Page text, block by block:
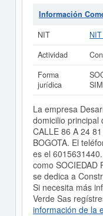
Información
NIT
Actividad
Forma
jurídica
La empresa
domicilio principal
CALLE 86 A 24
BOGOTA. El
es el
como SOCIEDAD
se dedica a
Si necesita más
Verde Sas
información de la